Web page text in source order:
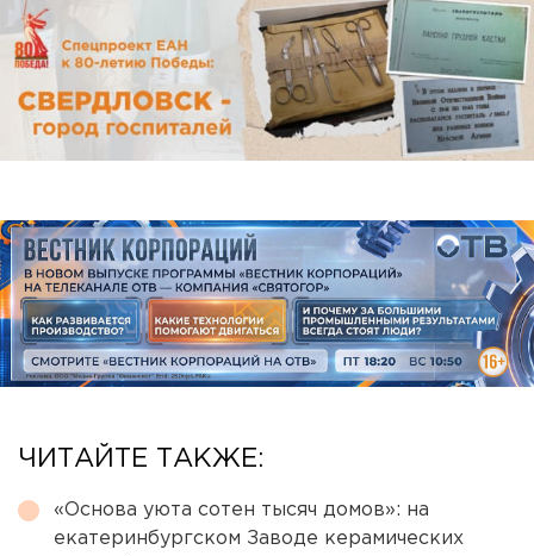
ЧИТАЙТЕ ТАКЖЕ:
«Основа уюта сотен тысяч домов»: на
екатеринбургском Заводе керамических